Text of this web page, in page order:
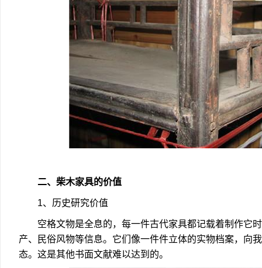
二、柴木家具的价值
1、历史研究价值
空格文物是全息的，每一件古代家具都记载着制作它时
产、民俗风物等信息。它们像一件件立体的实物档案，向
态。这是其他书面文献难以达到的。